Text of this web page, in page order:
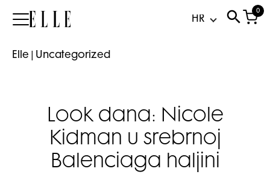
Elle
0
Elle Uncategorized
Look dana: Nicole
Kidman u srebrnoj
Balenciaga haljini